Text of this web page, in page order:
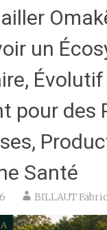
un
pour des
Santé
BILLAUT